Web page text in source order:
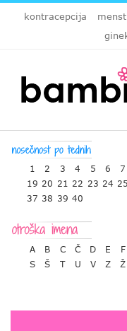
kontracepcija
1 2 3 4 5 6 7
19 20 21 22 23 24 25
37 38 39 40
A B C Č D E F
S
Š T U V Z Ž